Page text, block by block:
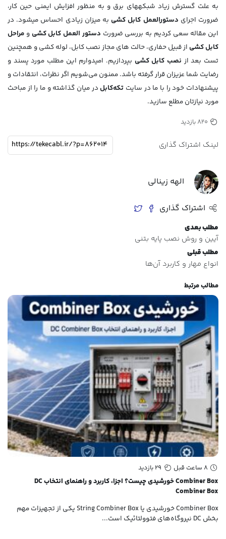
به علت گسترش زیاد شبکه­های برق و به منظور افزایش ایمنی حین کار،
ضرورت اجرای دستورالعمل کابل کشی به میزان زیادی احساس می­شود. در
این مقاله سعی کردیم به بررسی ضرورت دستور العمل کابل کشی و مراحل
کابل کشی از قبیل حفاری، حالت ­های مجاز نصب کابل، لوله کشی و همچنین
تست بعد از نصب کابل کشی بپردازیم. امیدوارم این مطلب مورد پسند و
رضایت شما عزیزان قرار گرفته باشد. ممنون می‌شویم اگر نظرات، انتقادات و
پیشنهادات خود را با ما در سایت تکه‌کابل در میان گذاشته و ما را از مباحث
مورد نیازتان مطلع سازید.
لینک اشتراک گذاری
الهه زینالی
اشتراک گذاری
مطلب قبلی
انواع مهار و کاربرد آن‌ها
مطلب بعدی
آیین و روش نصب پایه بتنی
مطالب مرتبط
Combiner Box خورشیدی چیست؟ اجزا، کاربرد و راهنمای انتخاب DC
Combiner Box
Combiner Box خورشیدی یا String Combiner Box یکی از تجهیزات مهم
بخش DC نیروگاه‌های فتوولتائیک است...